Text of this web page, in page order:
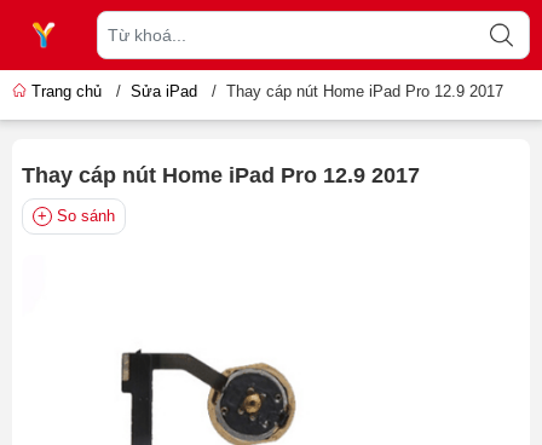
Trang chủ / Sửa iPad / Thay cáp nút Home iPad Pro 12.9 2017
Thay cáp nút Home iPad Pro 12.9 2017
So sánh